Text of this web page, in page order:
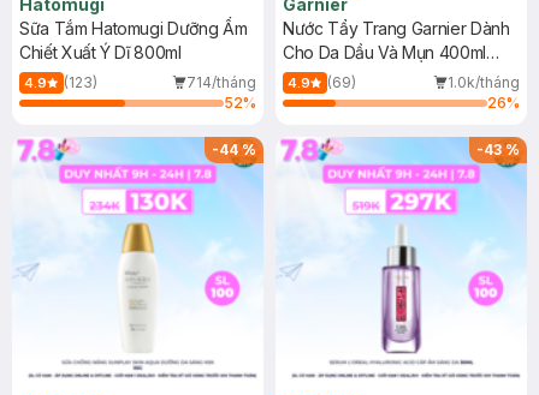
Hatomugi
Sữa Tắm Hatomugi Dưỡng Ẩm
Chiết Xuất Ý Dĩ 800ml
4.9 (123)
714/tháng
52%
Garnier
Nước Tẩy Trang Garnier Dành
Cho Da Dầu Và Mụn 400ml
(Mới)
4.9 (69)
1.0k/tháng
26%
-44% -43%